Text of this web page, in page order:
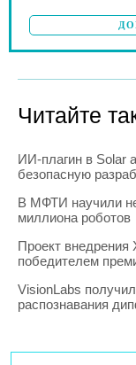
Читайте
ИИ-плагин в Solar
безопасную
В МФТИ научили
миллиона роботов
Проект внедрения
победителем
VisionLabs
распознавания